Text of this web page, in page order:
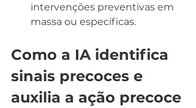
intervenções preventivas em
massa ou específicas.
Como a IA identifica
sinais precoces e
auxilia a ação precoce